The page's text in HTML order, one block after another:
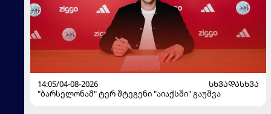
14:05/04-08-2026
ᲡᲮᲕᲐᲓᲐᲡᲮᲕᲐ
"ბარსელონამ" ტერ შტეგენი "აიაქსში" გაუშვა